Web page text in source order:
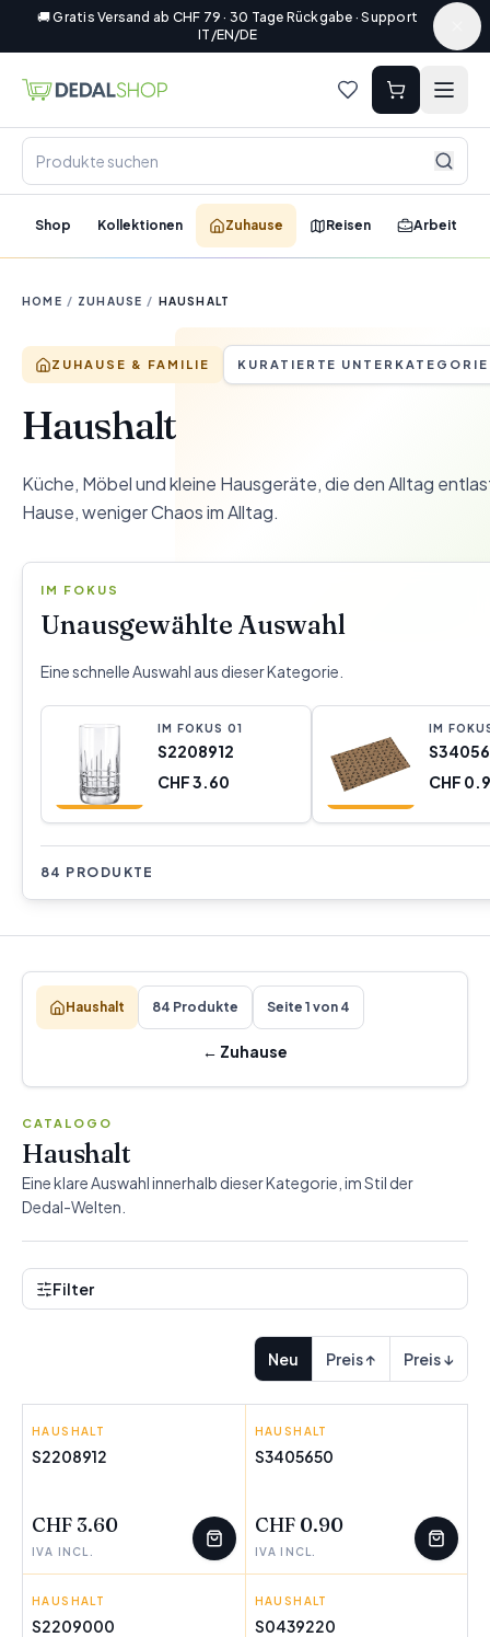
🚚 Gratis Versand ab CHF 79 · 30 Tage Rückgabe · Support
IT/EN/DE
Shop Kollektionen Zuhause Reisen Arbeit
HOME / ZUHAUSE / HAUSHALT
ZUHAUSE & FAMILIE KURATIERTE UNTERKATEGORIE
Haushalt
Küche, Möbel und kleine Hausgeräte, die den Alltag
Hause, weniger Chaos im Alltag.
IM FOKUS
Unausgewählte Auswahl
Eine schnelle Auswahl aus dieser Kategorie.
IM FOKUS 01
S2208912
CHF 3.60
IM
CHF
84 PRODUKTE
Haushalt 84 Produkte Seite 1 von 4
← Zuhause
CATALOGO
Haushalt
Eine klare Auswahl innerhalb dieser Kategorie, im Stil der
Dedal-Welten.
Filter
Neu Preis ↑ Preis ↓
INDE
HAUSHALT
S2208912
CHF 3.60
IVA INCL.
VERSA
HAUSHALT
S3405650
CHF 0.90
IVA INCL.
LA MEDITERRÁNEA
HAUSHALT
S2209000
BRA
HAUSHALT
S0439220